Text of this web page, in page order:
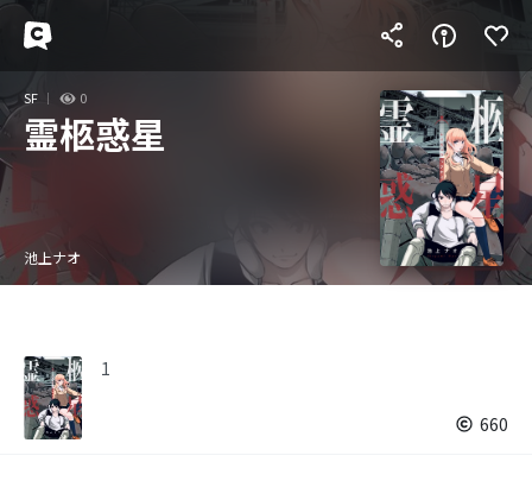
SF 0
霊柩惑星
池上ナオ
1
660